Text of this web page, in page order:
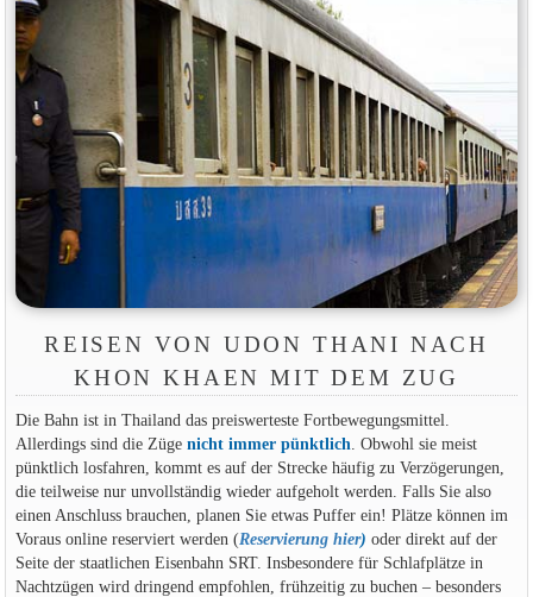
REISEN VON UDON THANI NACH
KHON KHAEN MIT DEM ZUG
Die Bahn ist in Thailand das preiswerteste Fortbewegungsmittel.
Allerdings sind die Züge nicht immer pünktlich . Obwohl sie meist
pünktlich losfahren, kommt es auf der Strecke häufig zu Verzögerungen,
die teilweise nur unvollständig wieder aufgeholt werden. Falls Sie also
einen Anschluss brauchen, planen Sie etwas Puffer ein! Plätze können im
Voraus online reserviert werden (Reservierung hier) oder direkt auf der
Seite der staatlichen Eisenbahn SRT. Insbesondere für Schlafplätze in
Nachtzügen wird dringend empfohlen, frühzeitig zu buchen – besonders